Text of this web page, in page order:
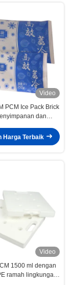
Video
PCM Ice Pack Brick
dan
Harga Terbaik
Video
1500 ml dengan
ramah lingkungan